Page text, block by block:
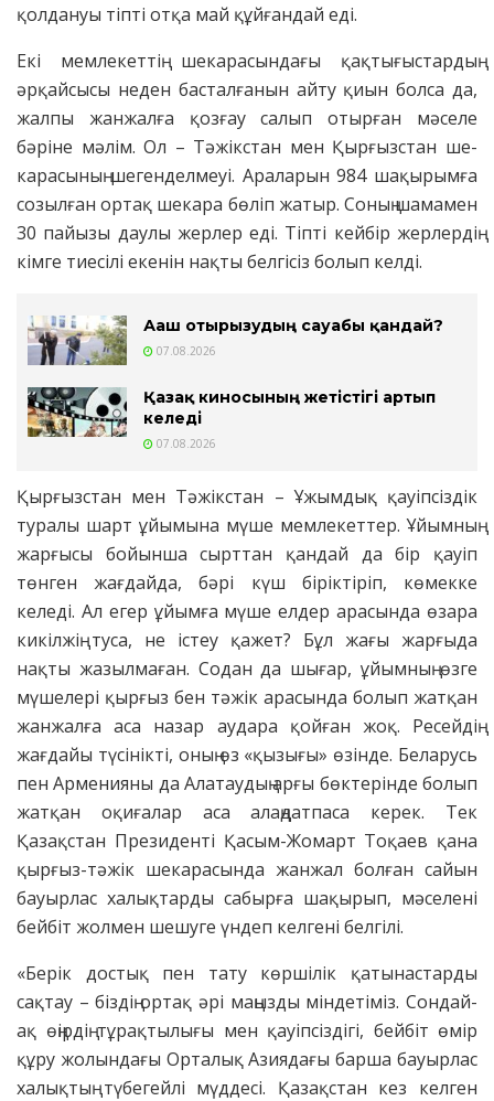
қолдануы тіпті отқа май құйғандай еді.
Екі мемлекеттің шекарасындағы қақтығыстардың
әрқайсысы неден басталғанын айту қиын болса да,
жалпы жанжалға қозғау салып отырған мәселе
бәріне мәлім. Ол – Тәжікстан мен Қырғызстан ше­
кара­сы­ның шегенделмеуі. Араларын 984 шақырымға
созылған ортақ шекара бөліп жатыр. Соның шамамен
30 па­йызы даулы жерлер еді. Тіпті кейбір жерлердің
кімге тиесілі екенін нақты белгісіз болып келді.
Ағаш отырғызудың сауабы қандай?
07.08.2026
Қазақ киносының жетістігі артып
келеді
07.08.2026
Қырғызстан мен Тәжікстан – Ұжымдық қауіпсіздік
туралы шарт ұйымына мүше мемлекеттер. Ұйымның
жарғысы бойынша сырттан қандай да бір қауіп
төнген жағдайда, бәрі күш біріктіріп, көмекке
келеді. Ал егер ұйымға мүше елдер арасында өзара
кикілжің туса, не істеу қажет? Бұл жағы жарғыда
нақты жазылмаған. Содан да шығар, ұйымның өзге
мүшелері қырғыз бен тәжік арасында болып жатқан
жанжалға аса назар аудара қойған жоқ. Ресейдің
жағдайы түсінікті, оның өз «қызығы» өзінде. Беларусь
пен Арменияны да Алатаудың арғы бөктерінде болып
жатқан оқиғалар аса алаңдатпаса керек. Тек
Қазақстан Президенті Қасым-Жомарт Тоқаев қана
қырғыз-тәжік шекарасында жанжал болған сайын
ба­уырлас халықтарды сабырға шақырып, мәселені
бейбіт жолмен шешуге үндеп келгені белгілі.
«Берік достық пен тату көршілік қатынастарды
сақтау – біздің ортақ әрі маңызды міндетіміз. Сондай-
ақ өңірдің тұрақтылығы мен қауіпсіздігі, бейбіт өмір
құру жолындағы Орталық Азиядағы барша бауырлас
халықтың түбегейлі мүддесі. Қазақстан кез келген